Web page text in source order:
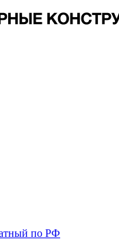
по РФ